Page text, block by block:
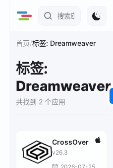
首页/标签: Dreamweaver
标签:
Dreamweaver
共找到 2 个应用
CrossOver
v26.3